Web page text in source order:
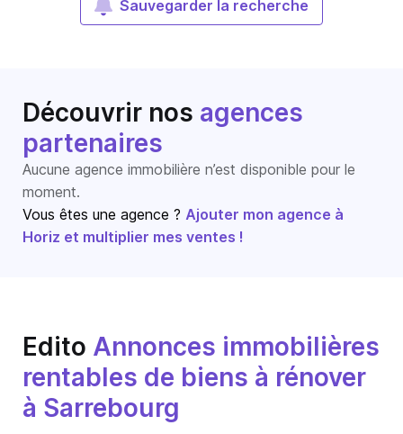
Sauvegarder la recherche
Découvrir nos agences
partenaires
Aucune agence immobilière n’est disponible pour le
moment.
Vous êtes une agence ? Ajouter mon agence à
Horiz et multiplier mes ventes !
Edito Annonces immobilières
rentables de biens à rénover
à Sarrebourg